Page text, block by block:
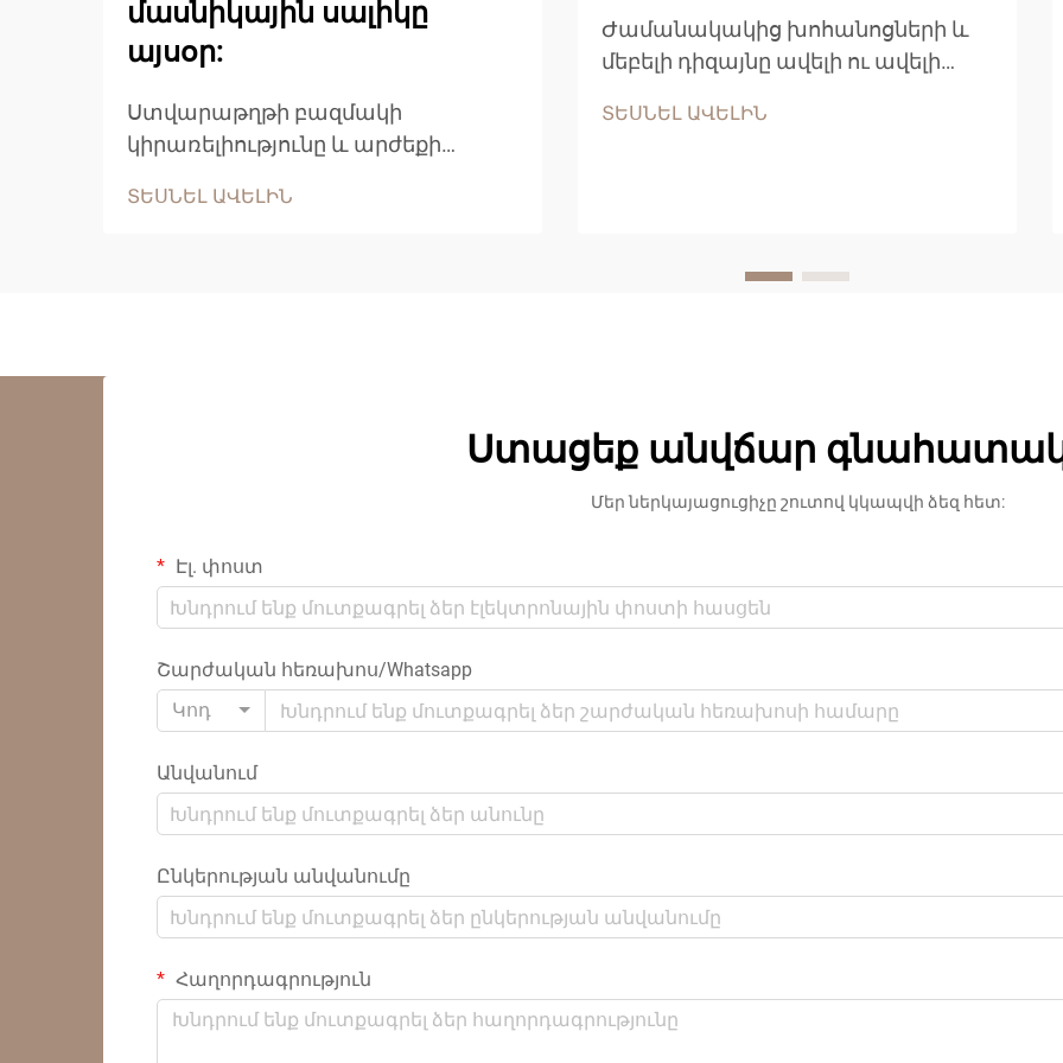
մասնիկային սալիկը
այսօր:
Ստվարաթղթի բազմակի
կիրառելիությունը և արժեքի
այն ժամանակակից
սղոցարանների մնացորդներից...
ՏԵՍՆԵԼ ԱՎԵԼԻՆ
Ժամանակակից խոհանոցների և
մեբելի դիզայնը ավելի ու ավելի
ճարտարագիտական
արժեքային արդյունավետություն:
առաջատար ընտրություն...
ՏԵՍՆԵԼ ԱՎԵԼԻՆ
Ստացեք անվճար
Մեր ներկայացուցիչը շուտով կկապվի ձեզ հետ:
Էլ. փոստ
Շարժական հեռախոս/Whatsapp
Կոդ
Անվանում
Ընկերության անվանումը
Հաղորդագրություն